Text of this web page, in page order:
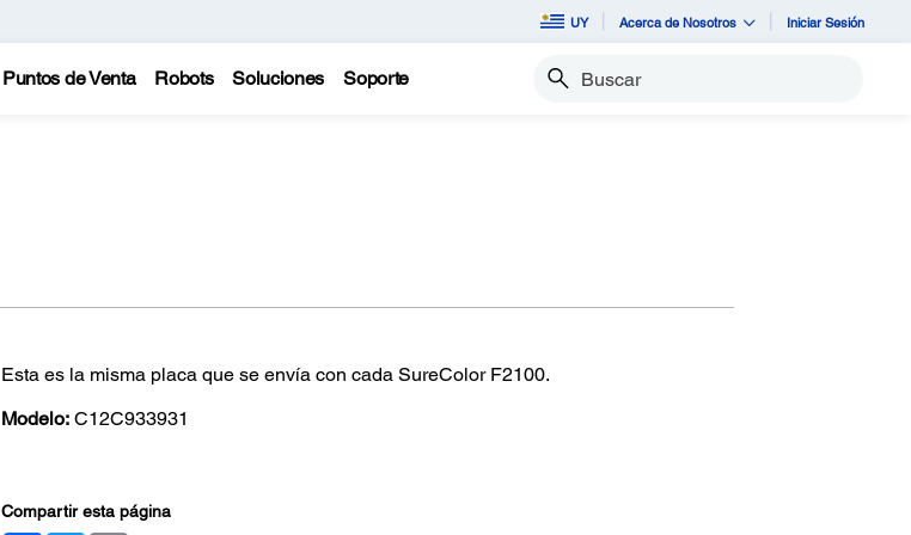
UY Acerca de Nosotros Iniciar Sesión
Puntos de Venta Robots Soluciones Soporte Buscar
Esta es la misma placa que se envía con cada SureColor F2100.
Modelo: C12C933931
Compartir esta página